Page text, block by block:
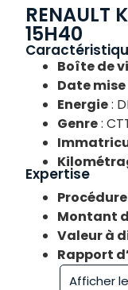
RENAULT
15H40
Boîte de
Date
Energie:
Genre:
Expertise
Procédure
Montant
Valeur à
Rapport
Afficher